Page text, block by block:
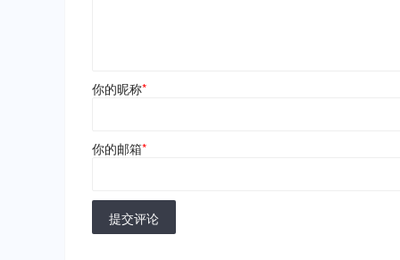
你的昵称*
你的邮箱*
提交评论